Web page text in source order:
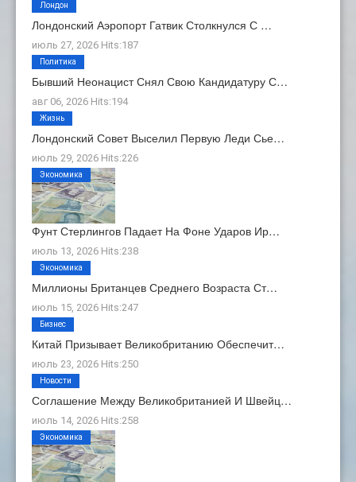
Лондонский Аэропорт Гатвик Столкнулся С …
июль 27, 2026 Hits:187
Лондон
Бывший Неонацист Снял Свою Кандидатуру С…
авг 06, 2026 Hits:194
Политика
Лондонский Совет Выселил Первую Леди Сье…
июль 29, 2026 Hits:226
Жизнь
Фунт Стерлингов Падает На Фоне Ударов Ир…
июль 13, 2026 Hits:238
Экономика
Миллионы Британцев Среднего Возраста Ст…
июль 15, 2026 Hits:247
Экономика
Китай Призывает Великобританию Обеспечит…
июль 23, 2026 Hits:250
Бизнес
Соглашение Между Великобританией И Швейц…
июль 14, 2026 Hits:258
Новости
Экономика